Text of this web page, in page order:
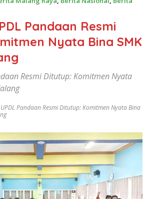
Pandaan Resmi
Nyata Bina SMK
Resmi Ditutup: Komitmen Nyata
UPDL Pandaan Resmi Ditutup: Komitmen Nyata Bina